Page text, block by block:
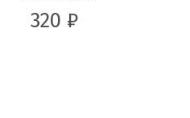
320 ₽